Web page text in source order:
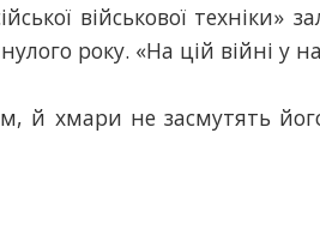
військової
року. «На цій війні у
й хмари не засмутять